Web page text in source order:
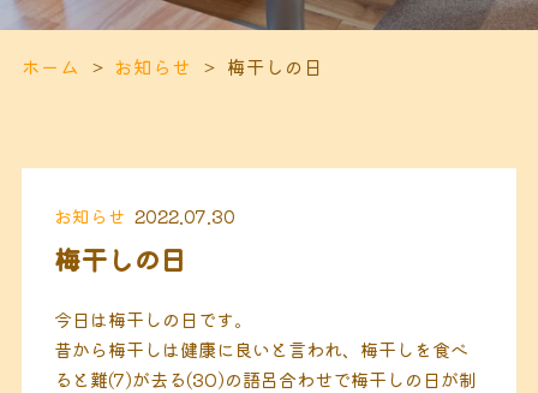
ホーム お知らせ 梅干しの日
お知らせ 2022.07.30
梅干しの日
今日は梅干しの日です。
昔から梅干しは健康に良いと言われ、梅干しを食べ
ると難(7)が去る(30)の語呂合わせで梅干しの日が制